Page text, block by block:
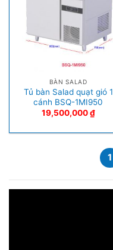
BÀN SALAD
Tủ bàn Salad quạt gió 1
cánh BSQ-1MI950
19,500,000₫
1